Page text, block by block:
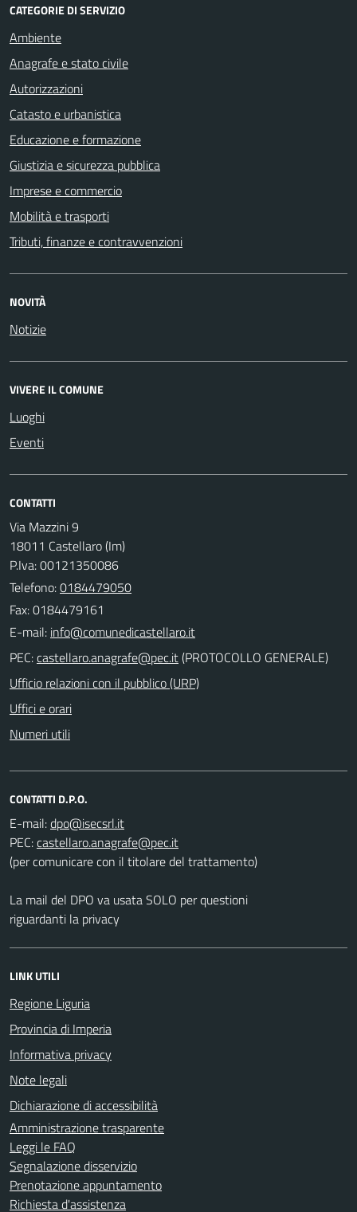
CATEGORIE DI SERVIZIO
Ambiente
Anagrafe e stato civile
Autorizzazioni
Catasto e urbanistica
Educazione e formazione
Giustizia e sicurezza pubblica
Imprese e commercio
Mobilità e trasporti
Tributi, finanze e contravvenzioni
NOVITÀ
Notizie
VIVERE IL COMUNE
Luoghi
Eventi
CONTATTI
Via Mazzini 9
18011 Castellaro (Im)
P.Iva: 00121350086
Telefono:0184479050
Fax: 0184479161
E-mail:
PEC:
(PROTOCOLLO GENERALE)
Ufficio relazioni con il pubblico (URP)
Uffici e orari
Numeri utili
CONTATTI D.P.O.
E-mail:
PEC:
(per comunicare con il titolare del trattamento)
La mail del DPO va usata SOLO per questioni
riguardanti la privacy
LINK UTILI
Regione Liguria
Provincia di Imperia
Informativa privacy
Note legali
Dichiarazione di accessibilità
Amministrazione trasparente
Leggi le FAQ
Segnalazione disservizio
Prenotazione appuntamento
Richiesta d'assistenza